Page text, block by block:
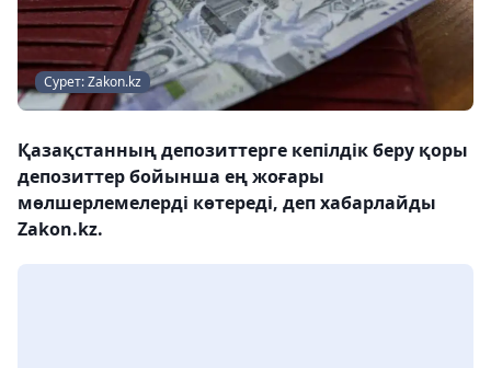
Сурет: Zakon.kz
Қазақстанның депозиттерге кепілдік беру қоры
депозиттер бойынша ең жоғары
мөлшерлемелерді көтереді, деп хабарлайды
Zakon.kz.